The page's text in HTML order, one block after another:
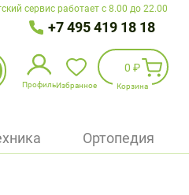
сервис работает с 8.00 до 22.00
+7 495 419 18 18
ПрофильИзбранное
0 ₽
Корзина
Ортопедия